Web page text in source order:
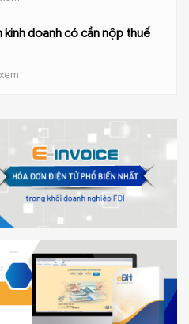
kinh doanh có cần nộp thuế